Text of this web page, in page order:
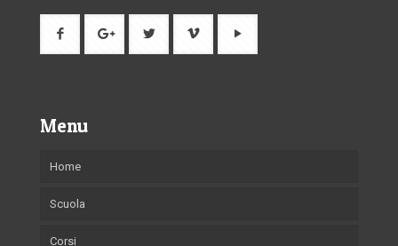
Menu
Home
Scuola
Corsi